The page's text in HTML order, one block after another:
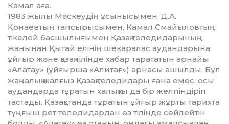
Камал аға.
1983 жылы Мәскеудің ұсыны­сы­мен, Д.А.
Қонаевтың тапсырысымен, Камал Смайыловтың
тікелей басшылығымен Қазақ теледидарының
жанынан Қытай елінің шекаралас аудандарына
ұйғыр және қазақ тілінде хабар тарататын арнайы
«Алатау» (ұйғырша «Алитағ») арнасы ашылды. Бұл
жаңалық жалғыз Қазақ теледидары ғана емес, осы
аудандарда тұратын халықты да бір желпіндіріп
тастады. Қазақстанда тұратын ұйғыр жұрты тарихта
тұңғыш рет теледидардан өз тілін­де сөйлейтін